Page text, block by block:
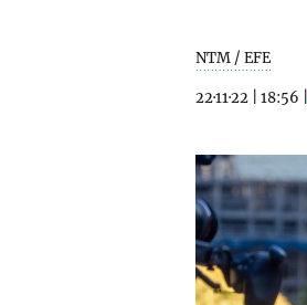
NTM / EFE
22·11·22 18:56